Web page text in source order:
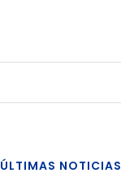
ÚLTIMAS NOTICIAS